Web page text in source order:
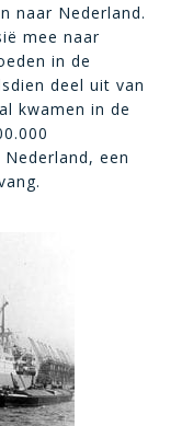
naar Nederland.
mee naar
in de
deel uit van
kwamen in de
een